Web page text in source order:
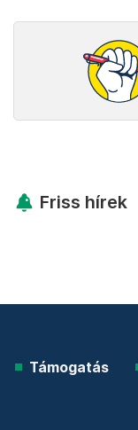
Friss hírek
Támogatás